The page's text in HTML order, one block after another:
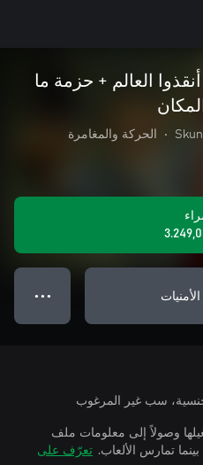
العالم + حزمة ما
• الحركة والمغامرة
● ● ●
سب غير المرغوب
وصولاً إلى معلومات ملف
تعرّف على